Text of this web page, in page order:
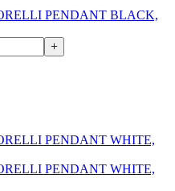
PENDANT BLACK,
+
PENDANT WHITE,
PENDANT WHITE,